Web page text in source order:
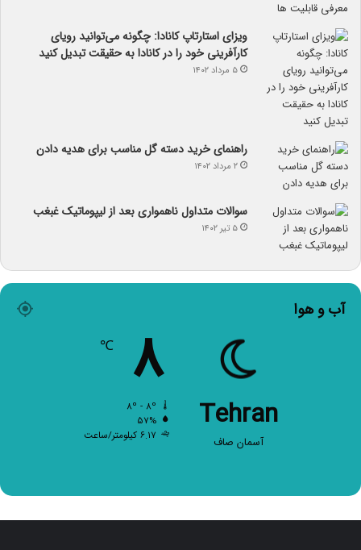
ویزای استارتاپ کانادا: چگونه می‌توانید رویای
کارآفرینی خود را در کانادا به حقیقت تبدیل کنید
۵ مرداد ۱۴۰۲
راهنمای خرید دسته گل مناسب برای هدیه دادن
۲ مرداد ۱۴۰۲
سوالات متداول ناهمواری بعد از لیپوماتیک غبغب
۵ تیر ۱۴۰۲
آب و هوا
Tehran
آسمان صاف
۸ ℃
۵۷%
۶.۱۷ کیلومتر/ساعت